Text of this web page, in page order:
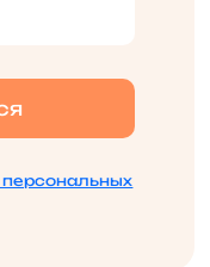
персональных